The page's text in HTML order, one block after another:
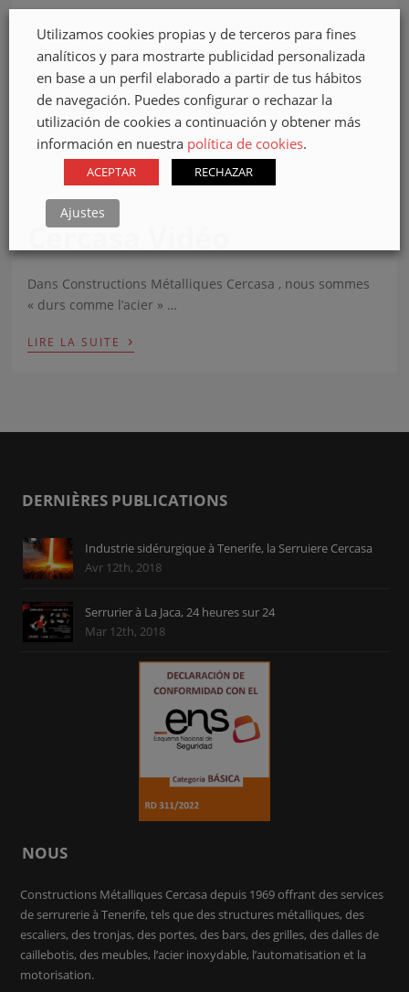
Cercasa Vidéo
Dans Constructions Métalliques Cercasa , nous sommes
« durs comme l’acier » …
LIRE LA SUITE ›
DERNIÈRES PUBLICATIONS
Industrie sidérurgique à Tenerife, la Serruiere Cercasa
Avr 12th, 2018
Serrurier à La Jaca, 24 heures sur 24
Mar 12th, 2018
NOUS
Constructions Métalliques Cercasa depuis 1969 offrant des services
de serrurerie à Tenerife, tels que des structures métalliques, des
escaliers, des tronjas, des portes, des bars, des grilles, des dalles de
caillebotis, des meubles, l’acier inoxydable, l’automatisation et la
motorisation.
Utilizamos cookies propias y de terceros para fines
analíticos y para mostrarte publicidad personalizada
en base a un perfil elaborado a partir de tus hábitos
de navegación. Puedes configurar o rechazar la
utilización de cookies a continuación y obtener más
información en nuestra política de cookies.
ACEPTAR RECHAZAR
Ajustes